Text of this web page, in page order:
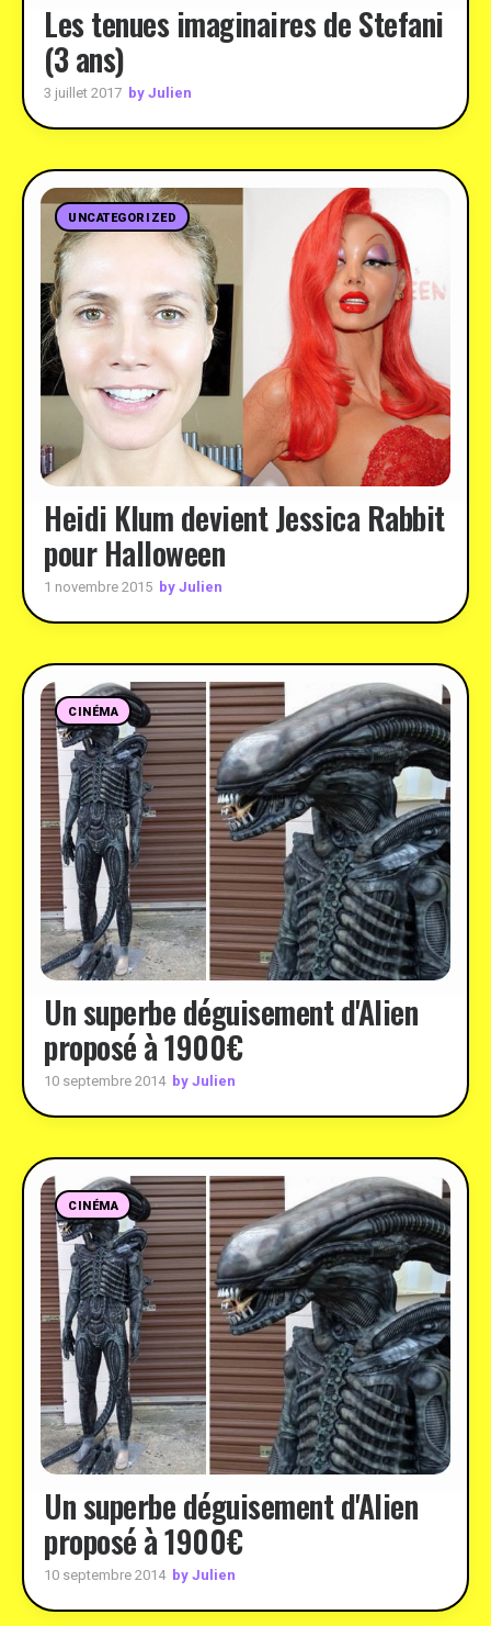
Les tenues imaginaires de Stefani
(3 ans)
3 juillet 2017 by Julien
UNCATEGORIZED
Heidi Klum devient Jessica Rabbit
pour Halloween
1 novembre 2015 by Julien
CINÉMA
Un superbe déguisement d'Alien
proposé à 1900€
10 septembre 2014 by Julien
CINÉMA
Un superbe déguisement d'Alien
proposé à 1900€
10 septembre 2014 by Julien